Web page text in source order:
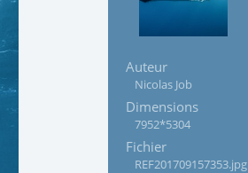
Auteur
Nicolas Job
Dimensions
7952*5304
Fichier
REF201709157353.jpg